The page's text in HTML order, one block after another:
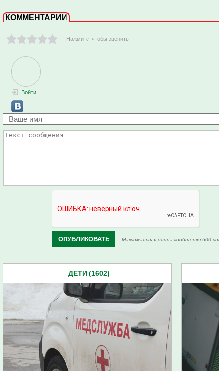
КОММЕНТАРИИ
- Нажмите ,чтобы оценить
Войти
Максимальная длина сообщения 600
ДЕТИ (1602)